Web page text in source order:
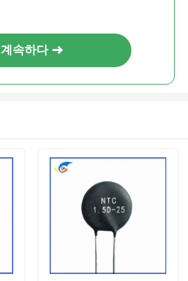
계속하다